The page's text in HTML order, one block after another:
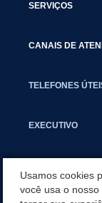
SERVIÇOS
CANAIS DE
TELEFONES
EXECUTIVO
Usamos cookies
você usa o